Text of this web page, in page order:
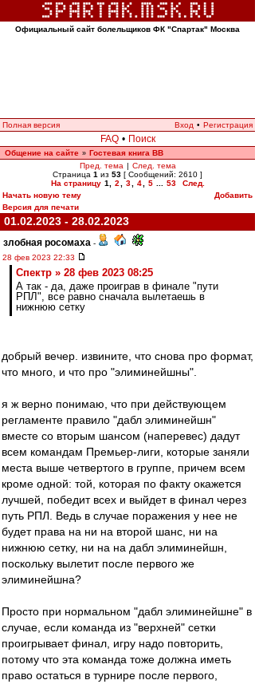
Официальный сайт болельщиков ФК "Спартак" Москва
Полная версия Вход • Регистрация
FAQ • Поиск
Общение на сайте » Гостевая книга ВВ
Пред. тема | След. тема
Страница 1 из 53 [ Сообщений: 2610 ]
На страницу 1 2 3 4 5 53
След.
Начать новую тему
Добавить
Версия для печати
01.02.2023 - 28.02.2023
злобная росомаха -
28 фев 2023 22:33
Спектр » 28 фев 2023 08:25
А так - да, даже проиграв в финале "пути
РПЛ", все равно сначала вылетаешь в
нижнюю сетку
добрый вечер. извините, что снова про формат,
что много, и что про "элиминейшны".
я ж верно понимаю, что при действующем
регламенте правило "дабл элиминейшн"
вместе со вторым шансом (наперевес) дадут
всем командам Премьер-лиги, которые заняли
места выше четвертого в группе, причем всем
кроме одной: той, которая по факту окажется
лучшей, победит всех и выйдет в финал через
путь РПЛ. Ведь в случае поражения у нее не
будет права на ни на второй шанс, ни на
нижнюю сетку, ни на на дабл элиминейшн,
поскольку вылетит после первого же
элиминейшна?
Просто при нормальном "дабл элиминейшне" в
случае, если команда из "верхней" сетки
проигрывает финал, игру надо повторить,
потому что эта команда тоже должна иметь
право остаться в турнире после первого,